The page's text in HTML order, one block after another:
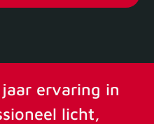
ervaring in
licht,